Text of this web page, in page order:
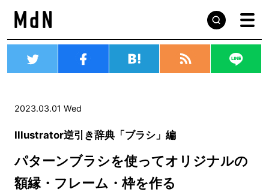
2023.03.01 Wed
Illustrator逆引き辞典「ブラシ」編
パターンブラシを使ってオリジナルの
額縁・フレーム・枠を作る